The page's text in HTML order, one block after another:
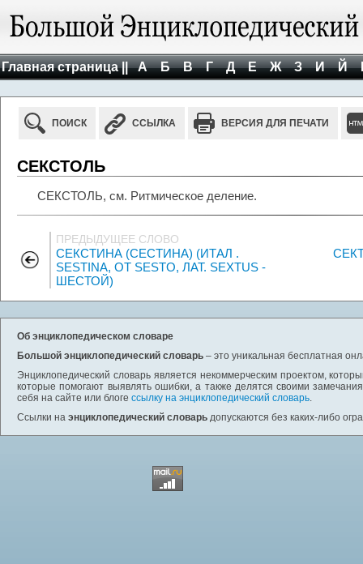
Главная страница || А Б В Г Д Е Ж З И Й
ПОИСК ССЫЛКА ВЕРСИЯ ДЛЯ ПЕЧАТИ
СЕКСТОЛЬ
СЕКСТОЛЬ, см. Ритмическое деление.
ПРЕДЫДУЩЕЕ СЛОВО
СЕКСТИНА (СЕСТИНА) (ИТАЛ .
SESTINA, ОТ SESTO, ЛАТ. SEXTUS -
ШЕСТОЙ)
Об энциклопедическом словаре
Большой энциклопедический словарь – это уникальная бесплатная
Энциклопедический словарь является некоммерческим проектом,
которые помогают выявлять ошибки, а также делятся своими
себя на сайте или блоге ссылку на энциклопедический словарь.
Ссылки на энциклопедический словарь допускаются без каких-либо